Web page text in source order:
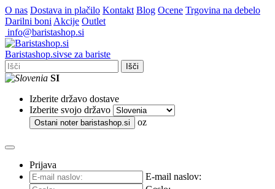
O nas Dostava in plačilo Kontakt Blog Ocene Trgovina na debelo
Darilni boni Akcije Outlet
info@baristashop.si
Baristashop.sivse za bariste
Išči
SI
Izberite državo dostave
Izberite svojo državo
Ostani noter baristashop.si oz
Prijava
E-mail naslov: